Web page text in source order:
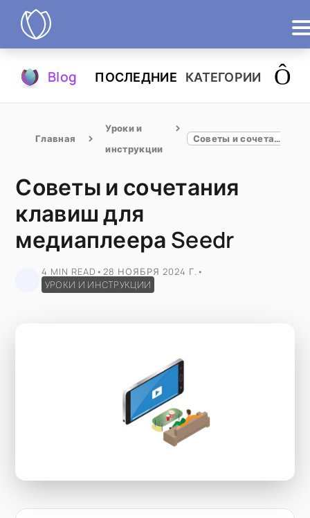
Попробовать
Blog ПОСЛЕДНИЕ КАТЕГОРИИ
Главная
Уроки и
инструкции
Советы и сочетания клавиш для медиаплеера Seedr
Советы и сочетания
клавиш для
медиаплеера Seedr
4 MIN READ • 28 НОЯБРЯ 2024 Г. •
УРОКИ И ИНСТРУКЦИИ